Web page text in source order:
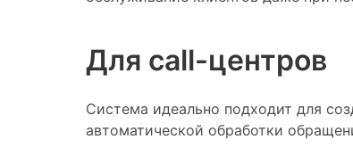
Для call-центров
Система идеально подходит для
автоматической обработки